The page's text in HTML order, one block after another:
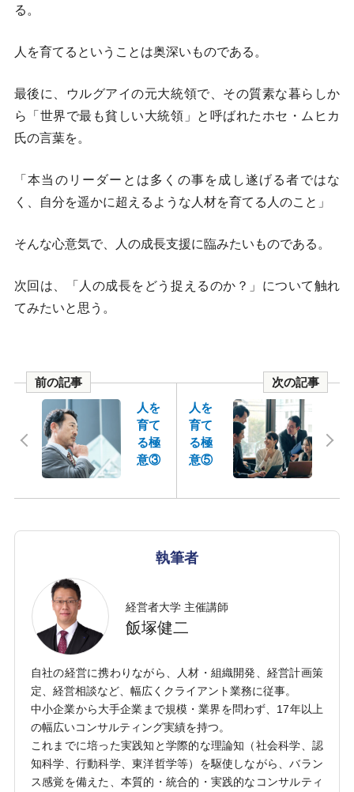
る。
人を育てるということは奥深いものである。
最後に、ウルグアイの元大統領で、その質素な暮らしか
ら「世界で最も貧しい大統領」と呼ばれたホセ・ムヒカ
氏の言葉を。
「本当のリーダーとは多くの事を成し遂げる者ではな
く、自分を遥かに超えるような人材を育てる人のこと」
そんな心意気で、人の成長支援に臨みたいものである。
次回は、「人の成長をどう捉えるのか？」について触れ
てみたいと思う。
前の記事
人を
育て
る極
意③
次の記事
人を
育て
る極
意⑤
執筆者
経営者大学 主催講師
飯塚健二
自社の経営に携わりながら、人材・組織開発、経営計画策
定、経営相談など、幅広くクライアント業務に従事。
中小企業から大手企業まで規模・業界を問わず、17年以上
の幅広いコンサルティング実績を持つ。
これまでに培った実践知と学際的な理論知（社会科学、認
知科学、行動科学、東洋哲学等）を駆使しながら、バラン
ス感覚を備えた、本質的・統合的・実践的なコンサルティ